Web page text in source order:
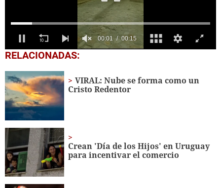
0
seconds
15
seconds
RELACIONADAS:
VIRAL: Nube se forma como un
Cristo Redentor
Crean 'Día de los Hijos' en Uruguay
para incentivar el comercio